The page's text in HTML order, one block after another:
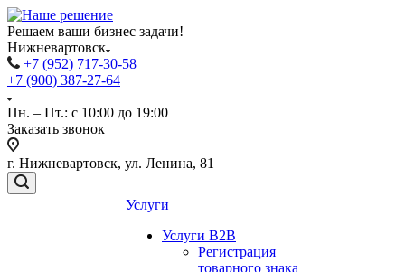
Решаем ваши бизнес задачи!
Нижневартовск
+7 (952) 717-30-58
+7 (900) 387-27-64
Пн. – Пт.: с 10:00 до 19:00
Заказать звонок
г. Нижневартовск, ул. Ленина, 81
Услуги
Услуги B2B
Регистрация
товарного знака